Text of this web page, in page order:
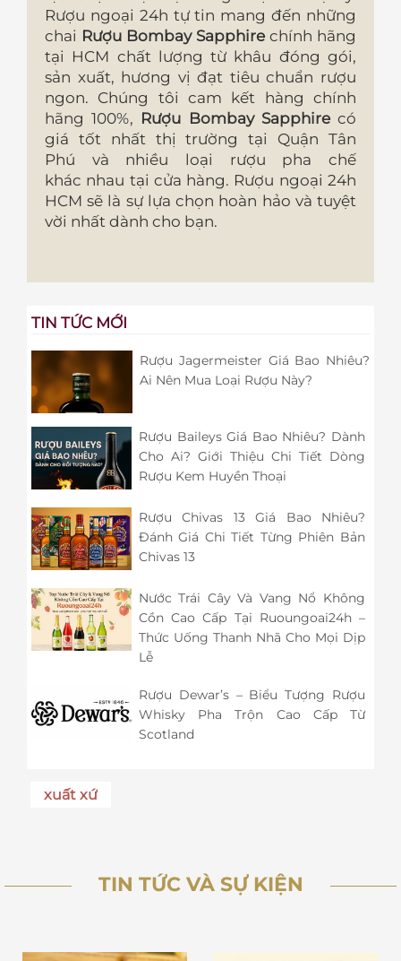
Rượu ngoại 24h tự tin mang đến những
chai Rượu Bombay Sapphire chính hãng
tại HCM chất lượng từ khâu đóng gói,
sản xuất, hương vị đạt tiêu chuẩn rượu
ngon. Chúng tôi cam kết hàng chính
hãng 100%, Rượu Bombay Sapphirecó
giá tốt nhất thị trường tại Quận Tân
Phú và nhiều loại rượu pha chế
khác nhau tại cửa hàng. Rượu ngoại 24h
HCM sẽ là sự lựa chọn hoàn hảo và tuyệt
vời nhất dành cho bạn.
TIN TỨC MỚI
Rượu Jagermeister Giá Bao Nhiêu?
Ai Nên Mua Loại Rượu Này?
Rượu Baileys Giá Bao Nhiêu? Dành
Cho Ai? Giới Thiệu Chi Tiết Dòng
Rượu Kem Huyền Thoại
Rượu Chivas 13 Giá Bao Nhiêu?
Đánh Giá Chi Tiết Từng Phiên Bản
Chivas 13
Nước Trái Cây Và Vang Nổ Không
Cồn Cao Cấp Tại Ruoungoai24h –
Thức Uống Thanh Nhã Cho Mọi Dịp
Lễ
Rượu Dewar’s – Biểu Tượng Rượu
Whisky Pha Trộn Cao Cấp Từ
Scotland
xuất xứ
TIN TỨC VÀ SỰ KIỆN